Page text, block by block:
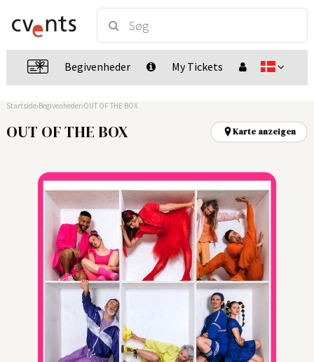
Begivenheder My Tickets
Startside Begivenheder OUT OF THE BOX
OUT OF THE BOX Karte anzeigen